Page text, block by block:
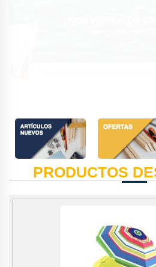
PRODUCTOS